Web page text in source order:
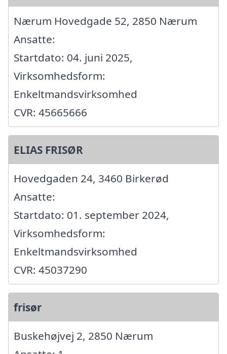
Nærum Hovedgade 52, 2850 Nærum
Ansatte:
Startdato: 04. juni 2025,
Virksomhedsform:
Enkeltmandsvirksomhed
CVR: 45665666
ELIAS FRISØR
Hovedgaden 24, 3460 Birkerød
Ansatte:
Startdato: 01. september 2024,
Virksomhedsform:
Enkeltmandsvirksomhed
CVR: 45037290
frisør
Buskehøjvej 2, 2850 Nærum